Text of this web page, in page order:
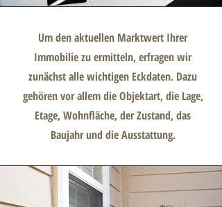
Um den aktuellen Marktwert Ihrer
Immobilie zu ermitteln, erfragen wir
zunächst alle wichtigen Eckdaten. Dazu
gehören vor allem die Objektart, die Lage,
Etage, Wohnfläche, der Zustand, das
Baujahr und die Ausstattung.